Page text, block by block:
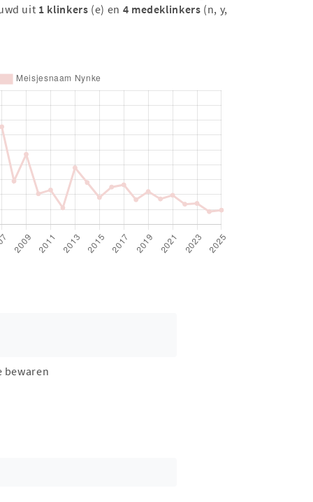
uit 1 klinkers (e) en 4 medeklinkers (n, y,
bewaren